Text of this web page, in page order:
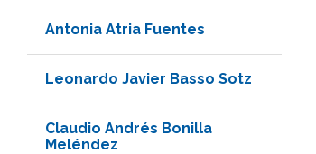
Antonia Atria Fuentes
Leonardo Javier Basso Sotz
Claudio Andrés Bonilla
Meléndez